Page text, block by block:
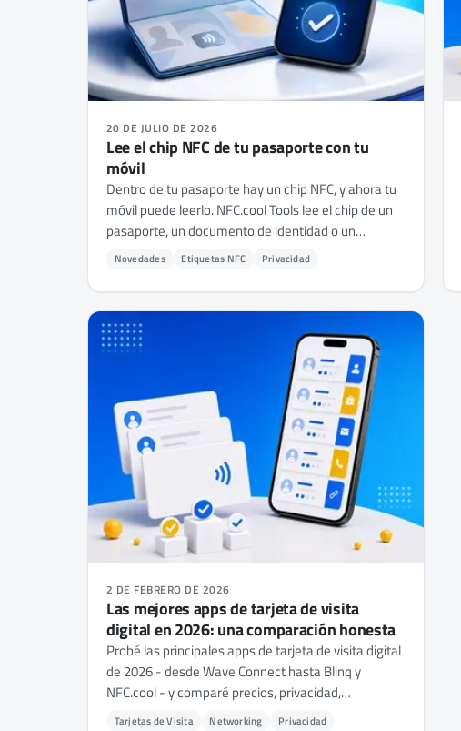
20 DE JULIO DE 2026
Lee el chip NFC de tu pasaporte con tu
móvil
Dentro de tu pasaporte hay un chip NFC, y ahora tu
móvil puede leerlo. NFC.cool Tools lee el chip de un
pasaporte, un documento de identidad o un
permiso de residencia en iPhone y Android -
si el documento es auténtico.
Novedades Etiquetas NFC Privacidad
2 DE FEBRERO DE 2026
Las mejores apps de tarjeta de visita
digital en 2026: una comparación honesta
Probé las principales apps de tarjeta de visita digital
de 2026 - desde Wave Connect hasta Blinq y
NFC.cool - y comparé precios, privacidad,
compatibilidad NFC y funciones. Esto es lo que
Tarjetas de Visita Networking Privacidad